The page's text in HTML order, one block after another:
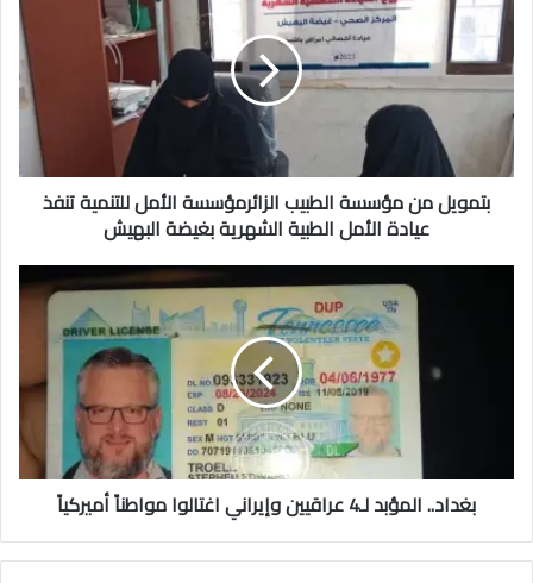
بتمويل من مؤسسة الطبيب الزائرمؤسسة الأمل للتنمية تنفذ
عيادة الأمل الطبية الشهرية بغيضة البهيش
بغداد.. المؤبد لـ4 عراقيين وإيراني اغتالوا مواطناً أميركياً